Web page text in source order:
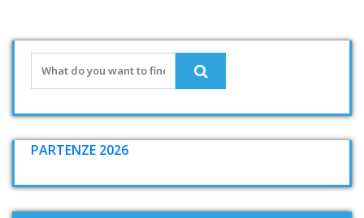
PARTENZE 2026